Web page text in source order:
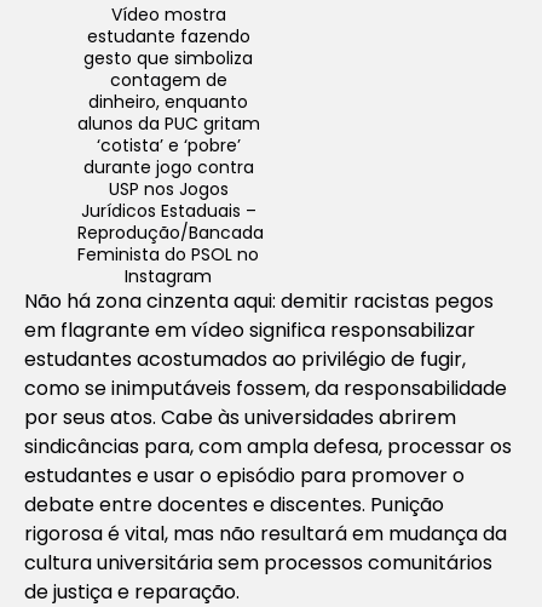
Vídeo mostra
estudante fazendo
gesto que simboliza
contagem de
dinheiro, enquanto
alunos da PUC gritam
‘cotista’ e ‘pobre’
durante jogo contra
USP nos Jogos
Jurídicos Estaduais –
Reprodução/Bancada
Feminista do PSOL no
Instagram
Não há zona cinzenta aqui: demitir racistas pegos
em flagrante em vídeo significa responsabilizar
estudantes acostumados ao privilégio de fugir,
como se inimputáveis fossem, da responsabilidade
por seus atos. Cabe às universidades abrirem
sindicâncias para, com ampla defesa, processar os
estudantes e usar o episódio para promover o
debate entre docentes e discentes. Punição
rigorosa é vital, mas não resultará em mudança da
cultura universitária sem processos comunitários
de justiça e reparação.